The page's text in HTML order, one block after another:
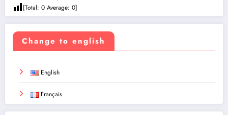
[Total: 0 Average: 0]
Change to english
English
Français